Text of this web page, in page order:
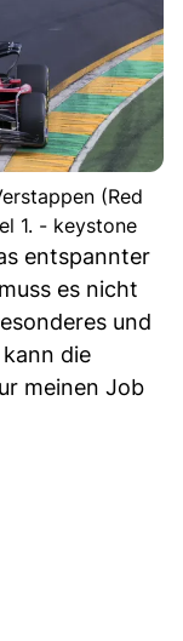
(Red
1. - keystone
entspannter
es nicht
und
die
meinen Job